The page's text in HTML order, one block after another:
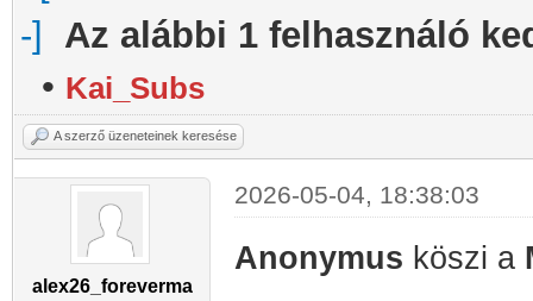
Az alábbi 1 felhasználó
• Kai_Subs
A szerző üzeneteinek keresése
alex26_foreverma
2026-05-04, 18:38:03
Anonymus köszi a